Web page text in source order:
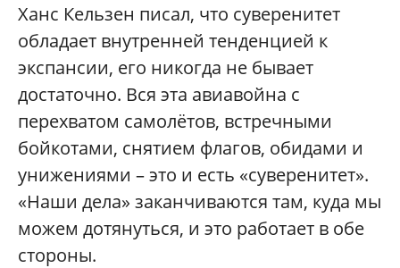
Ханс Кельзен писал, что суверенитет
обладает внутренней тенденцией к
экспансии, его никогда не бывает
достаточно. Вся эта авиавойна с
перехватом самолётов, встречными
бойкотами, снятием флагов, обидами и
унижениями – это и есть «суверенитет».
«Наши дела» заканчиваются там, куда мы
можем дотянуться, и это работает в обе
стороны.